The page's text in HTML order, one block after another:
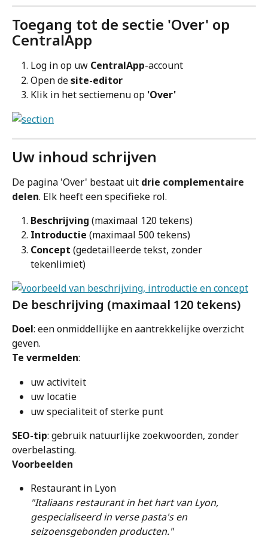
Toegang tot de sectie 'Over' op
CentralApp
Log in op uw CentralApp-account
Open de site-editor
Klik in het sectiemenu op 'Over'
Uw inhoud schrijven
De pagina 'Over' bestaat uit drie complementaire
delen. Elk heeft een specifieke rol.
Beschrijving (maximaal 120 tekens)
Introductie (maximaal 500 tekens)
Concept (gedetailleerde tekst, zonder
tekenlimiet)
De beschrijving (maximaal 120 tekens)
Doel: een onmiddellijke en aantrekkelijke overzicht
geven.
Te vermelden:
uw activiteit
uw locatie
uw specialiteit of sterke punt
SEO-tip: gebruik natuurlijke zoekwoorden, zonder
overbelasting.
Voorbeelden
Restaurant in Lyon
"Italiaans restaurant in het hart van Lyon,
gespecialiseerd in verse pasta's en
seizoensgebonden producten."